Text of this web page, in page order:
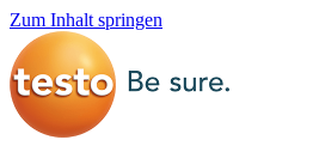
Zum Inhalt springen